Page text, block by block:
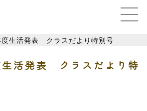
生活発表 クラスだより特別号
生活発表 クラスだより特